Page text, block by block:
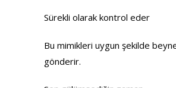
Sürekli olarak kontrol eder
Bu mimikleri uygun şekilde
gönderir.